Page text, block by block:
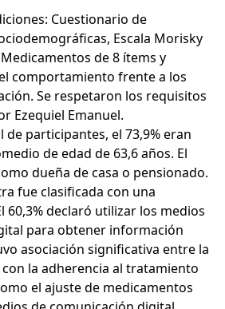
Cuestionario de
Escala Morisky
de 8 ítems y
comportamiento frente a los
Se respetaron los requisitos
Ezequiel Emanuel.
de participantes, el 73,9% eran
de edad de 63,6 años. El
dueña de casa o pensionado.
fue clasificada con una
60,3% declaró utilizar los medios
para obtener información
asociación significativa entre la
la adherencia al tratamiento
el ajuste de medicamentos